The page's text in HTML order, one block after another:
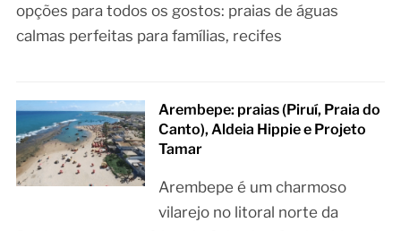
opções para todos os gostos: praias de águas
calmas perfeitas para famílias, recifes
Arembepe: praias (Piruí, Praia do
Canto), Aldeia Hippie e Projeto
Tamar
Arembepe é um charmoso
vilarejo no litoral norte da